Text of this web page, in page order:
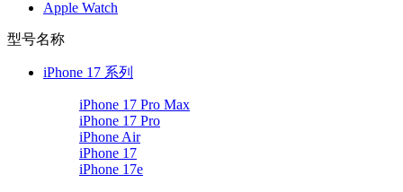
Apple Watch
型号名称
iPhone 17 系列
iPhone 17 Pro Max
iPhone 17 Pro
iPhone Air
iPhone 17
iPhone 17e